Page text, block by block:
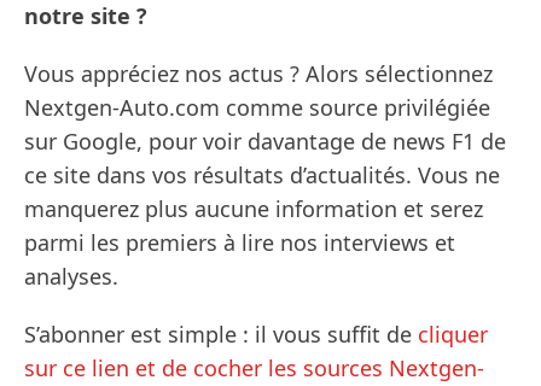
notre site ?
Vous appréciez nos actus ? Alors sélectionnez
Nextgen-Auto.com comme source privilégiée
sur Google, pour voir davantage de news F1 de
ce site dans vos résultats d’actualités. Vous ne
manquerez plus aucune information et serez
parmi les premiers à lire nos interviews et
analyses.
S’abonner est simple : il vous suffit de cliquer
sur ce lien et de cocher les sources Nextgen-